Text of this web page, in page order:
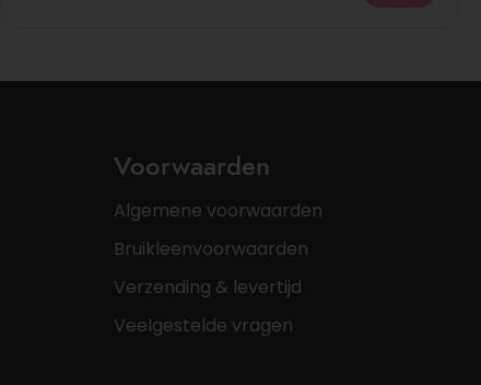
Voorwaarden
Algemene voorwaarden
Bruikleenvoorwaarden
Verzending & levertijd
Veelgestelde vragen